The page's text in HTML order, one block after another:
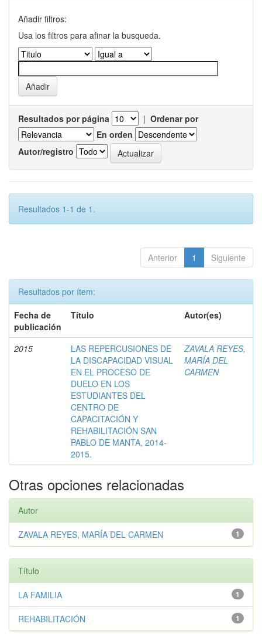
Añadir filtros:
Usa los filtros para afinar la busqueda.
Resultados por página | Ordenar por
En orden
Autor/registro
Resultados 1-1 de 1.
Anterior 1 Siguiente
Resultados por ítem:
Fecha de
publicación
Título Autor(es)
2015
LAS REPERCUSIONES DE
LA DISCAPACIDAD VISUAL
EN EL PROCESO DE
DUELO EN LOS
ESTUDIANTES DEL
CENTRO DE
CAPACITACIÓN Y
REHABILITACIÓN SAN
PABLO DE MANTA, 2014-
2015.
ZAVALA REYES,
MARÍA DEL
CARMEN
Otras opciones relacionadas
Autor
1
ZAVALA REYES, MARÍA DEL CARMEN
Título
1
LA FAMILIA
1
REHABILITACIÓN